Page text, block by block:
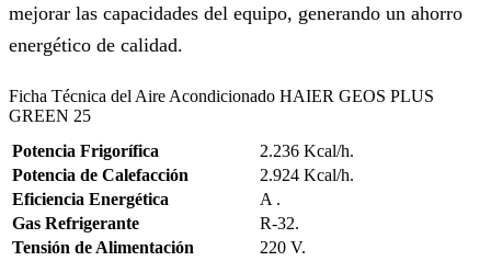
mejorar las capacidades del equipo, generando un ahorro
energético de calidad.
Ficha Técnica del Aire Acondicionado HAIER GEOS PLUS
GREEN 25
Potencia Frigorífica
2.236 Kcal/h.
Potencia de Calefacción
2.924 Kcal/h.
Eficiencia Energética
A .
Gas Refrigerante
R-32.
Tensión de Alimentación
220 V.